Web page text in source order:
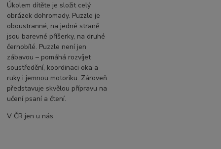
Úkolem dítěte je složit celý
obrázek dohromady. Puzzle je
oboustranné, na jedné straně
jsou barevné příšerky, na druhé
černobílé. Puzzle není jen
zábavou – pomáhá rozvíjet
soustředění, koordinaci oka a
ruky i jemnou motoriku. Zároveň
představuje skvělou přípravu na
učení psaní a čtení.
V ČR jen u nás.